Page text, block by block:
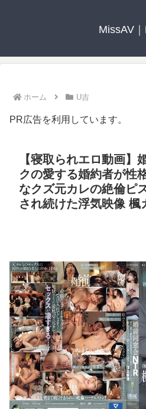
MissAV
ホーム U吉
PR広告を利用しています。
【寝取られエロ動画】
クの愛する婚約者が性
なクズ元カレの絶倫ピ
され続けた浮気映像 楓